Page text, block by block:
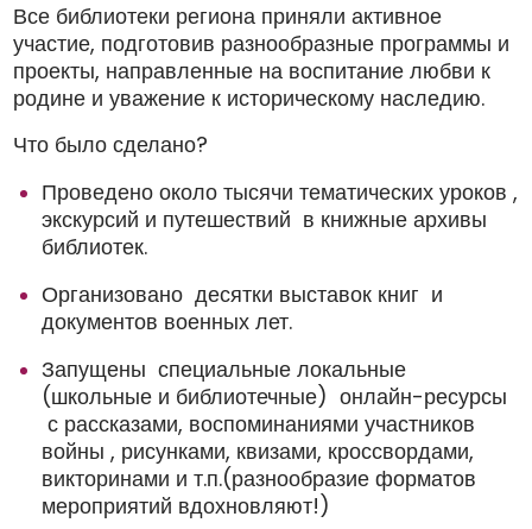
Все библиотеки региона приняли активное
участие, подготовив разнообразные программы и
проекты, направленные на воспитание любви к
родине и уважение к историческому наследию.
Что было сделано?
Проведено около тысячи тематических уроков ,
экскурсий и путешествий в книжные архивы
библиотек.
Организовано десятки выставок книг и
документов военных лет.
Запущены специальные локальные
(школьные и библиотечные) онлайн-ресурсы
с рассказами, воспоминаниями участников
войны , рисунками, квизами, кроссвордами,
викторинами и т.п.(разнообразие форматов
мероприятий вдохновляют!)